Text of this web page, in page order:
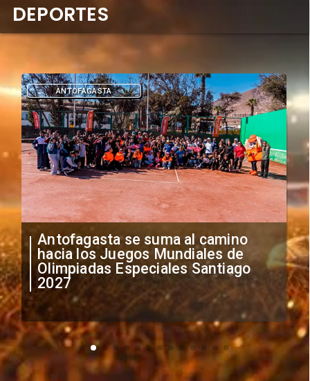
"Falta de profesionalismo": Sifup
anuncia medidas por situación
irregular de futbolistas
extranjeros
DEPORTES
DEPORTES